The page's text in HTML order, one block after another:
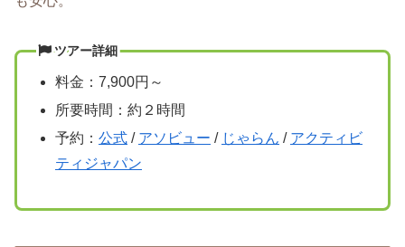
ツアー詳細
料金：7,900円～
所要時間：約２時間
予約： 公式/ アソビュー / じゃらん / アクティビ
ティジャパン